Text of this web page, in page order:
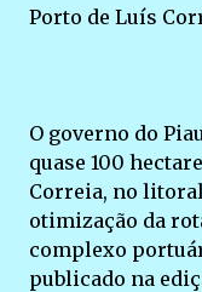
Porto de Luís
O governo do
quase 100
Correia, no
otimização da
complexo
publicado na